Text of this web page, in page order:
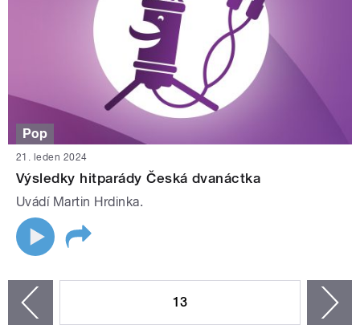
Pop
21. leden 2024
Výsledky hitparády Česká dvanáctka
Uvádí Martin Hrdinka.
13